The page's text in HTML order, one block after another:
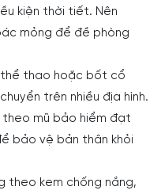
kiện thời tiết. Nên
mỏng để đề phòng
thao hoặc bốt cổ
trên nhiều địa hình.
theo mũ bảo hiểm đạt
bảo vệ bản thân khỏi
theo kem chống nắng,